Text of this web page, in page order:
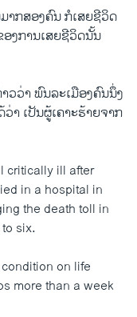
າກສອງຄົນ ກໍເສຍຊີວິດ
ອງການເສຍຊີວິດນັ້ນ
ວວ່າ ພົນລະເມືອງຄົນນຶ່ງ
າ ເປັນຜູ້ເຄາະຮ້າຍຈາກ
critically ill after
in a hospital in
the death toll in
six.
on life
more than a week